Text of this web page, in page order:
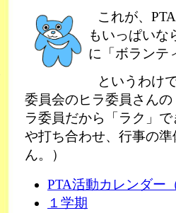
これが、
もいっぱいな
に「ボランテ
というわけ
委員会のヒラ委員さん
ラ委員だから「ラク」
や打ち合わせ、行事の
ん。）
PTA活動カレンダー
１学期